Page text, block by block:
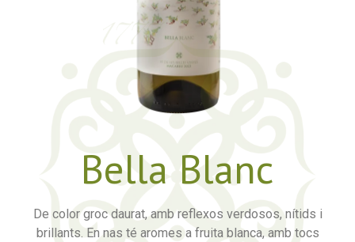
Bella Blanc
De color groc daurat, amb reflexos verdosos, nítids i
brillants. En nas té aromes a fruita blanca, amb tocs